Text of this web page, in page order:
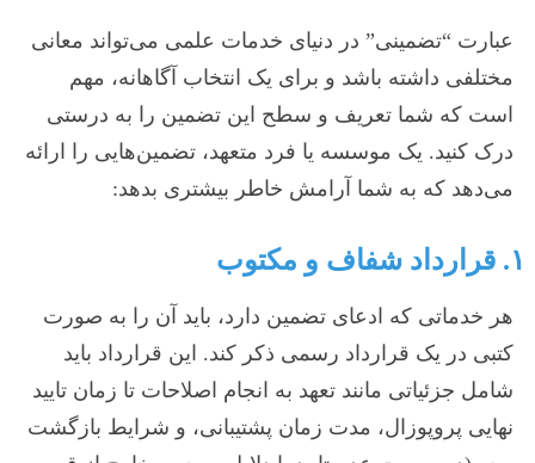
عبارت “تضمینی” در دنیای خدمات علمی می‌تواند معانی
مختلفی داشته باشد و برای یک انتخاب آگاهانه، مهم
است که شما تعریف و سطح این تضمین را به درستی
درک کنید. یک موسسه یا فرد متعهد، تضمین‌هایی را ارائه
می‌دهد که به شما آرامش خاطر بیشتری بدهد:
۱. قرارداد شفاف و مکتوب
هر خدماتی که ادعای تضمین دارد، باید آن را به صورت
کتبی در یک قرارداد رسمی ذکر کند. این قرارداد باید
شامل جزئیاتی مانند تعهد به انجام اصلاحات تا زمان تایید
نهایی پروپوزال، مدت زمان پشتیبانی، و شرایط بازگشت